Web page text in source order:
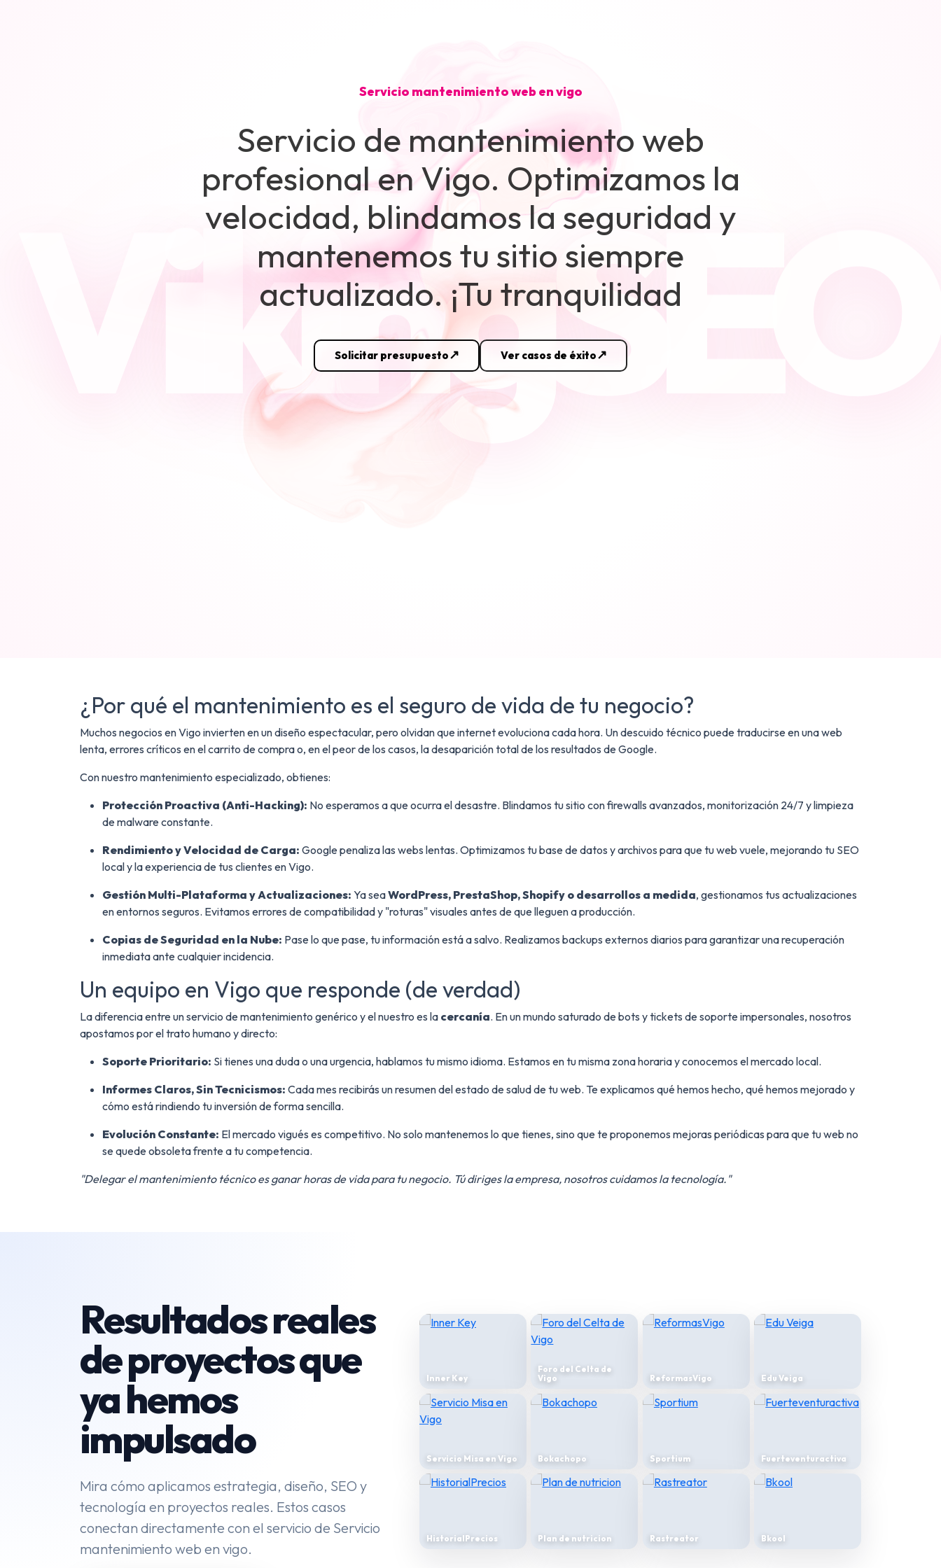
Servicio mantenimiento web en vigo
Servicio de mantenimiento web
profesional en Vigo. Optimizamos la
velocidad, blindamos la seguridad y
mantenemos tu sitio siempre
actualizado. ¡Tu tranquilidad
Solicitar presupuesto Ver casos de éxito
¿Por qué el mantenimiento es el seguro de vida de tu negocio?
Muchos negocios en Vigo invierten en un diseño espectacular, pero olvidan que internet evoluciona cada hora. Un descuido técnico puede traducirse en una web
lenta, errores críticos en el carrito de compra o, en el peor de los casos, la desaparición total de los resultados de Google.
Con nuestro mantenimiento especializado, obtienes:
Protección Proactiva (Anti-Hacking): No esperamos a que ocurra el desastre. Blindamos tu sitio con firewalls avanzados, monitorización 24/7 y limpieza
de malware constante.
Rendimiento y Velocidad de Carga: Google penaliza las webs lentas. Optimizamos tu base de datos y archivos para que tu web vuele, mejorando tu SEO
local y la experiencia de tus clientes en Vigo.
Gestión Multi-Plataforma y Actualizaciones: Ya seaWordPress, PrestaShop, Shopify o desarrollos a medida, gestionamos tus actualizaciones
en entornos seguros. Evitamos errores de compatibilidad y "roturas" visuales antes de que lleguen a producción.
Copias de Seguridad en la Nube: Pase lo que pase, tu información está a salvo. Realizamos backups externos diarios para garantizar una recuperación
inmediata ante cualquier incidencia.
Un equipo en Vigo que responde (de verdad)
La diferencia entre un servicio de mantenimiento genérico y el nuestro es la cercanía. En un mundo saturado de bots y tickets de soporte impersonales, nosotros
apostamos por el trato humano y directo:
Soporte Prioritario: Si tienes una duda o una urgencia, hablamos tu mismo idioma. Estamos en tu misma zona horaria y conocemos el mercado local.
Informes Claros, Sin Tecnicismos: Cada mes recibirás un resumen del estado de salud de tu web. Te explicamos qué hemos hecho, qué hemos mejorado y
cómo está rindiendo tu inversión de forma sencilla.
Evolución Constante: El mercado vigués es competitivo. No solo mantenemos lo que tienes, sino que te proponemos mejoras periódicas para que tu web no
se quede obsoleta frente a tu competencia.
"Delegar el mantenimiento técnico es ganar horas de vida para tu negocio. Tú diriges la empresa, nosotros cuidamos la tecnología."
Resultados reales
de proyectos que
ya hemos
impulsado
Mira cómo aplicamos estrategia, diseño, SEO y
tecnología en proyectos reales. Estos casos
conectan directamente con el servicio de Servicio
mantenimiento web en vigo.
Edu Veiga Sportium
Vigo
Inner Key
Plan de nutricion Fuerteventuractiva Bokachopo Rastreator
HistorialPrecios Bkool ReformasVigo Servicio Misa en Vigo